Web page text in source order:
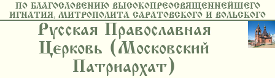
ПО БЛАГОСЛОВЕНИЮ ВЫСОКОПРЕОСВЯЩЕННЕЙШЕГО
ИГНАТИЯ, МИТРОПОЛИТА САРАТОВСКОГО И ВОЛЬСКОГО
Русская Православная
Церковь (Московский
Патриархат)